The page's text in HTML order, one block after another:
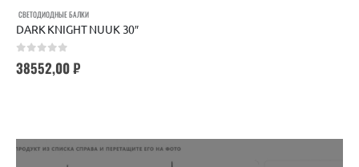
СВЕТОДИОДНЫЕ БАЛКИ
DARK KNIGHT NUUK 30″
38552,00₽